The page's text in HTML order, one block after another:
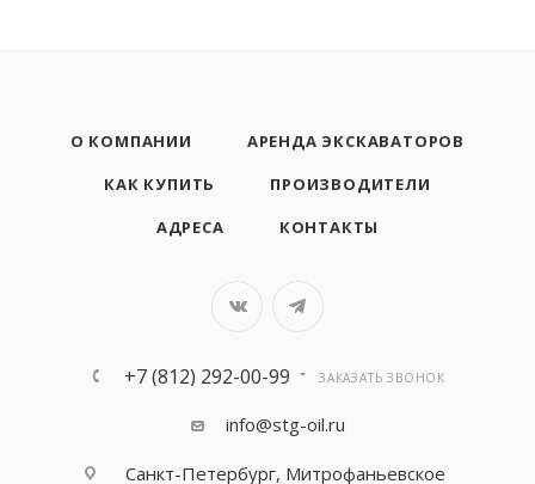
О КОМПАНИИ
АРЕНДА ЭКСКАВАТОРОВ
КАК КУПИТЬ
ПРОИЗВОДИТЕЛИ
АДРЕСА
КОНТАКТЫ
+7 (812) 292-00-99 ЗАКАЗАТЬ ЗВОНОК
info@stg-oil.ru
Санкт-Петербург, Митрофаньевское